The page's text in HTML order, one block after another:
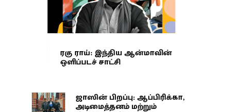
ரகு ராய்: இந்திய ஆன்மாவின்
ஒளிப்படச் சாட்சி
ஜாஸின் பிறப்பு: ஆப்பிரிக்கா,
அடிமைத்தனம் மற்றும்